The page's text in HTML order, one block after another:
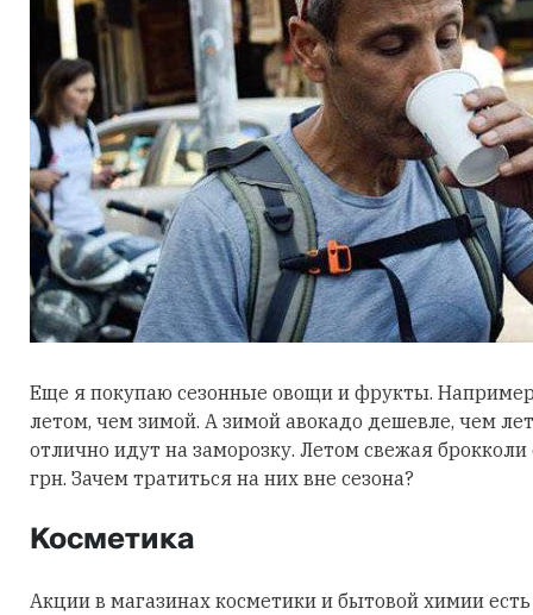
Еще я покупаю сезонные овощи и фрукты.
летом, чем зимой. А зимой авокадо дешевле, чем
отлично идут на заморозку. Летом свежая
грн. Зачем тратиться на них вне сезона?
Косметика
Акции в магазинах косметики и бытовой химии